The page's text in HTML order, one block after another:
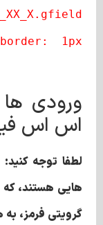
1px
ورودی
اس اس
لطفا توجه
هایی هستند،
گرویتی فرمز،